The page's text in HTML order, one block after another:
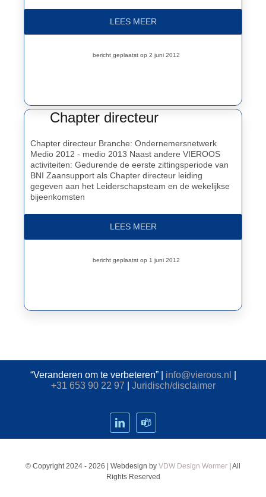
LEES MEER
bericht geplaatst op 2 juni 2012
Chapter directeur
Chapter directeur Branche: Ondernemersnetwerk
Medio 2012 - medio 2013 Naast andere VIEROOS
activiteiten: Gedurende de eerste zittingsperiode van
BNI Zaansupport als Chapter directeur leiding
gegeven aan het Leiderschapsteam en de wekelijkse
bijeenkomsten
LEES MEER
bericht geplaatst op 1 juni 2012
“Veranderen om te verbeteren” | info@vieroos.nl
+31 653 90 22 97
Juridisch/disclaimer
© Copyright 2024 - 2026 | Webdesign by VDW Design Wormer | All
Rights Reserved